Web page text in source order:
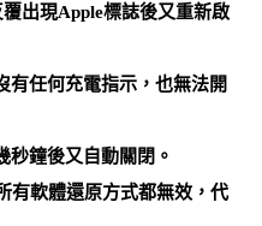
覆出現Apple標誌後又重新啟
有任何充電指示，也無法開
秒鐘後又自動關閉。
有軟體還原方式都無效，代